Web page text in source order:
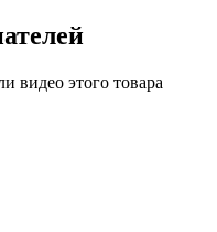
видео этого товара